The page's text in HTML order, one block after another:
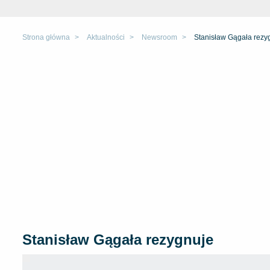
Strona główna Aktualności Newsroom Stanisław Gągała
Stanisław Gągała rezygnuje